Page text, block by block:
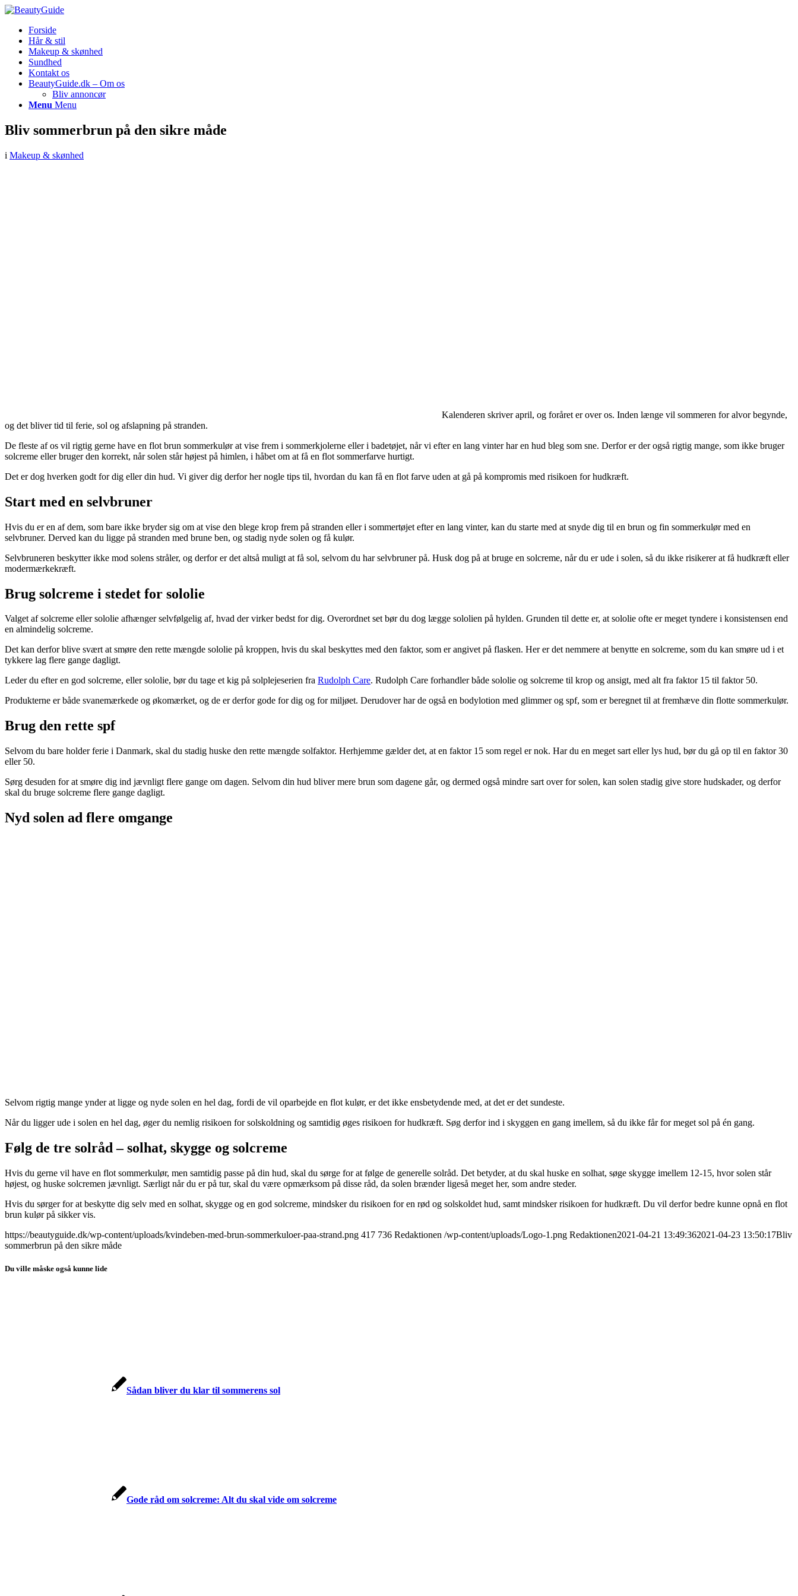
Forside
Hår & stil
Makeup & skønhed
Sundhed
Kontakt os
BeautyGuide.dk – Om os
Bliv annoncør
Menu Menu
Bliv sommerbrun på den sikre måde
i Makeup & skønhed
Kalenderen skriver april, og foråret er over os. Inden længe vil sommeren for alvor begynde,
og det bliver tid til ferie, sol og afslapning på stranden.
De fleste af os vil rigtig gerne have en flot brun sommerkulør at vise frem i sommerkjolerne eller i badetøjet, når vi efter en lang vinter har en hud bleg som sne. Derfor er der også rigtig mange, som ikke bruger
solcreme eller bruger den korrekt, når solen står højest på himlen, i håbet om at få en flot sommerfarve hurtigt.
Det er dog hverken godt for dig eller din hud. Vi giver dig derfor her nogle tips til, hvordan du kan få en flot farve uden at gå på kompromis med risikoen for hudkræft.
Start med en selvbruner
Hvis du er en af dem, som bare ikke bryder sig om at vise den blege krop frem på stranden eller i sommertøjet efter en lang vinter, kan du starte med at snyde dig til en brun og fin sommerkulør med en
selvbruner. Derved kan du ligge på stranden med brune ben, og stadig nyde solen og få kulør.
Selvbruneren beskytter ikke mod solens stråler, og derfor er det altså muligt at få sol, selvom du har selvbruner på. Husk dog på at bruge en solcreme, når du er ude i solen, så du ikke risikerer at få hudkræft eller
modermærkekræft.
Brug solcreme i stedet for sololie
Valget af solcreme eller sololie afhænger selvfølgelig af, hvad der virker bedst for dig. Overordnet set bør du dog lægge sololien på hylden. Grunden til dette er, at sololie ofte er meget tyndere i konsistensen end
en almindelig solcreme.
Det kan derfor blive svært at smøre den rette mængde sololie på kroppen, hvis du skal beskyttes med den faktor, som er angivet på flasken. Her er det nemmere at benytte en solcreme, som du kan smøre ud i et
tykkere lag flere gange dagligt.
Leder du efter en god solcreme, eller sololie, bør du tage et kig på solplejeserien fra Rudolph Care. Rudolph Care forhandler både sololie og solcreme til krop og ansigt, med alt fra faktor 15 til faktor 50.
Produkterne er både svanemærkede og økomærket, og de er derfor gode for dig og for miljøet. Derudover har de også en bodylotion med glimmer og spf, som er beregnet til at fremhæve din flotte sommerkulør.
Brug den rette spf
Selvom du bare holder ferie i Danmark, skal du stadig huske den rette mængde solfaktor. Herhjemme gælder det, at en faktor 15 som regel er nok. Har du en meget sart eller lys hud, bør du gå op til en faktor 30
eller 50.
Sørg desuden for at smøre dig ind jævnligt flere gange om dagen. Selvom din hud bliver mere brun som dagene går, og dermed også mindre sart over for solen, kan solen stadig give store hudskader, og derfor
skal du bruge solcreme flere gange dagligt.
Nyd solen ad flere omgange
Selvom rigtig mange ynder at ligge og nyde solen en hel dag, fordi de vil oparbejde en flot kulør, er det ikke ensbetydende med, at det er det sundeste.
Når du ligger ude i solen en hel dag, øger du nemlig risikoen for solskoldning og samtidig øges risikoen for hudkræft. Søg derfor ind i skyggen en gang imellem, så du ikke får for meget sol på én gang.
Følg de tre solråd – solhat, skygge og solcreme
Hvis du gerne vil have en flot sommerkulør, men samtidig passe på din hud, skal du sørge for at følge de generelle solråd. Det betyder, at du skal huske en solhat, søge skygge imellem 12-15, hvor solen står
højest, og huske solcremen jævnligt. Særligt når du er på tur, skal du være opmærksom på disse råd, da solen brænder ligeså meget her, som andre steder.
Hvis du sørger for at beskytte dig selv med en solhat, skygge og en god solcreme, mindsker du risikoen for en rød og solskoldet hud, samt mindsker risikoen for hudkræft. Du vil derfor bedre kunne opnå en flot
brun kulør på sikker vis.
https://beautyguide.dk/wp-content/uploads/kvindeben-med-brun-sommerkuloer-paa-strand.png 417 736 Redaktionen /wp-content/uploads/Logo-1.png Redaktionen2021-04-21 13:49:362021-04-23 13:50:17Bliv
sommerbrun på den sikre måde
Du ville måske også kunne lide
Sådan bliver du klar til sommerens sol
Gode råd om solcreme: Alt du skal vide om solcreme